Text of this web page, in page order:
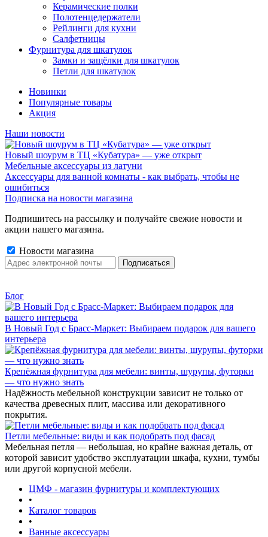
Керамические полки
Полотенцедержатели
Рейлинги для кухни
Салфетницы
Фурнитура для шкатулок
Замки и защёлки для шкатулок
Петли для шкатулок
Новинки
Популярные товары
Акция
Наши новости
Новый шоурум в ТЦ «Кубатура» — уже открыт
Мебельные аксессуары из латуни
Аксессуары для ванной комнаты - как выбрать, чтобы не
ошибиться
Подписка на новости магазина
Подпишитесь на рассылку и получайте свежие новости и
акции нашего магазина.
Новости магазина
Блог
В Новый Год с Брасс-Маркет: Выбираем подарок для вашего
интерьера
Крепёжная фурнитура для мебели: винты, шурупы, футорки
— что нужно знать
Надёжность мебельной конструкции зависит не только от
качества древесных плит, массива или декоративного
покрытия.
Петли мебельные: виды и как подобрать под фасад
Мебельная петля — небольшая, но крайне важная деталь, от
которой зависит удобство эксплуатации шкафа, кухни, тумбы
или другой корпусной мебели.
ЦМФ - магазин фурнитуры и комплектующих
•
Каталог товаров
•
Ванные аксессуары